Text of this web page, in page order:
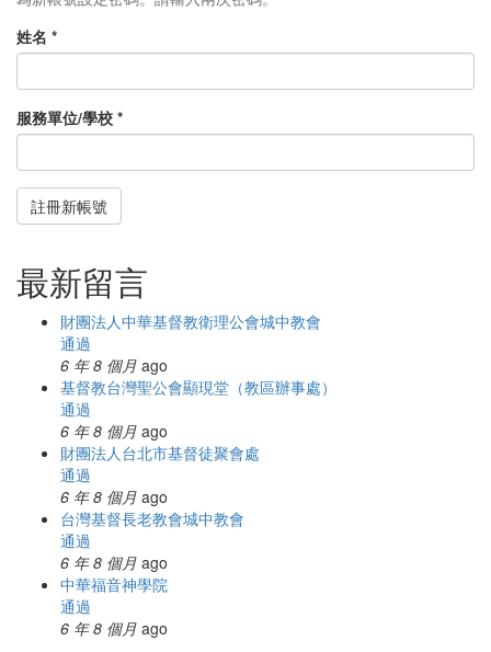
姓名 *
服務單位/學校 *
註冊新帳號
最新留言
財團法人中華基督教衛理公會城中教會
通過
6 年 8 個月 ago
基督教台灣聖公會顯現堂（教區辦事處）
通過
6 年 8 個月 ago
財團法人台北市基督徒聚會處
通過
6 年 8 個月 ago
台灣基督長老教會城中教會
通過
6 年 8 個月 ago
中華福音神學院
通過
6 年 8 個月 ago